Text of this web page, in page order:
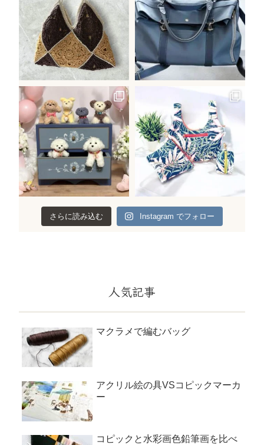
さらに読み込む Instagram でフォロー
人気記事
マクラメで編むバッグ
アクリル絵の具VSコピックマーカ
ー
コピックと水彩画色鉛筆画を比べ